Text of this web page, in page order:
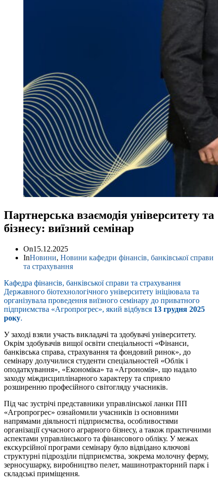
Партнерська взаємодія університету та
бізнесу: виїзний семінар
On15.12.2025
InНовини, Новини кафедри фінансів, банківської справи
та страхування
Кафедра фінансів, банківської справи та страхування
Державного біотехнологічного університету ініціювала та
організувала проведення виїзного семінару до приватного
підприємства «Агропрогрес», який відбувся 13 грудня 2025
року.
У заході взяли участь викладачі та здобувачі університету.
Окрім здобувачів вищої освіти спеціальності «Фінанси,
банківська справа, страхування та фондовий ринок», до
семінару долучилися студенти спеціальностей «Облік і
оподаткування», «Економіка» та «Агрономія», що надало
заходу міждисциплінарного характеру та сприяло
розширенню професійного світогляду учасників.
Під час зустрічі представники управлінської ланки ПП
«Агропрогрес» ознайомили учасників із основними
напрямами діяльності підприємства, особливостями
організації сучасного аграрного бізнесу, а також практичними
аспектами управлінського та фінансового обліку. У межах
екскурсійної програми семінару було відвідано ключові
структурні підрозділи підприємства, зокрема молочну ферму,
зерносушарку, виробництво пелет, машинотракторний парк і
складські приміщення.